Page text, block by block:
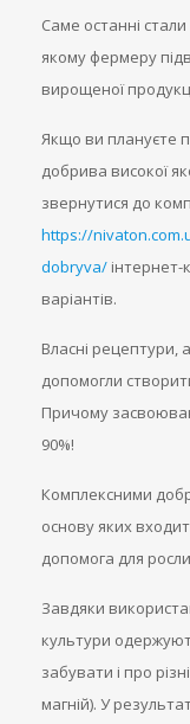
Саме останні
якому фермеру
вирощеної
Якщо ви плануєте
добрива високої
звернутися до
https://
dobryva/ інтернет-
варіантів.
Власні рецептури,
допомогли
Причому
90%!
Комплексними
основу яких
допомога для
Завдяки
культури
забувати і про
магній). У